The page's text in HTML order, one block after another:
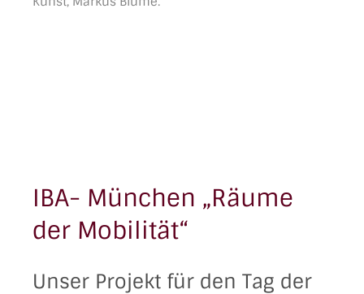
IBA- München „Räume
der Mobilität“
Unser Projekt für den Tag der